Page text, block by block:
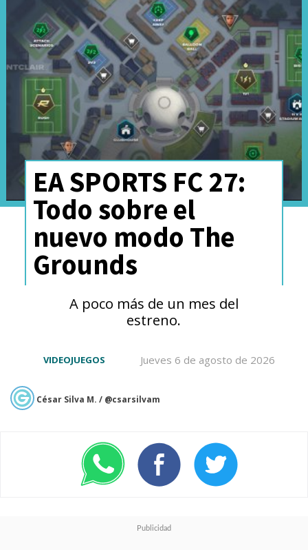
funciona como un gancho
para que los jugadores
prueben las ventajas del
multijugador y se animen a
suscribirse.
EA SPORTS FC 27:
Todo sobre el
nuevo modo The
Grounds
A poco más de un mes del
estreno.
Jueves 6 de agosto de 2026
VIDEOJUEGOS
César Silva M. / @csarsilvam